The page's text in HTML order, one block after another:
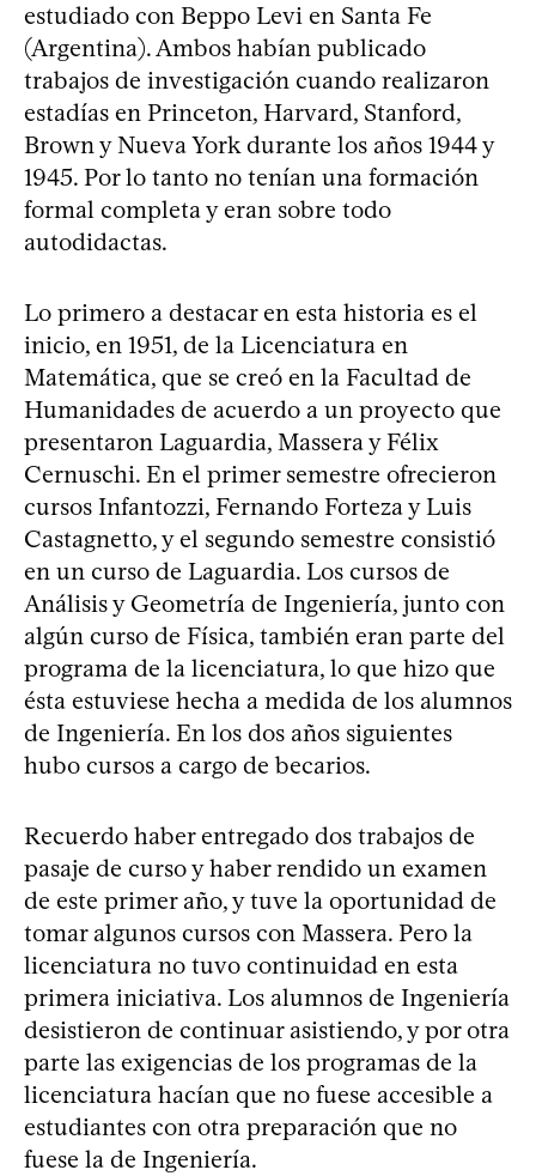
estudiado con Beppo Levi en Santa Fe
(Argentina). Ambos habían publicado
trabajos de investigación cuando realizaron
estadías en Princeton, Harvard, Stanford,
Brown y Nueva York durante los años 1944 y
1945. Por lo tanto no tenían una formación
formal completa y eran sobre todo
autodidactas.
Lo primero a destacar en esta historia es el
inicio, en 1951, de la Licenciatura en
Matemática, que se creó en la Facultad de
Humanidades de acuerdo a un proyecto que
presentaron Laguardia, Massera y Félix
Cernuschi. En el primer semestre ofrecieron
cursos Infantozzi, Fernando Forteza y Luis
Castagnetto, y el segundo semestre consistió
en un curso de Laguardia. Los cursos de
Análisis y Geometría de Ingeniería, junto con
algún curso de Física, también eran parte del
programa de la licenciatura, lo que hizo que
ésta estuviese hecha a medida de los alumnos
de Ingeniería. En los dos años siguientes
hubo cursos a cargo de becarios.
Recuerdo haber entregado dos trabajos de
pasaje de curso y haber rendido un examen
de este primer año, y tuve la oportunidad de
tomar algunos cursos con Massera. Pero la
licenciatura no tuvo continuidad en esta
primera iniciativa. Los alumnos de Ingeniería
desistieron de continuar asistiendo, y por otra
parte las exigencias de los programas de la
licenciatura hacían que no fuese accesible a
estudiantes con otra preparación que no
fuese la de Ingeniería.